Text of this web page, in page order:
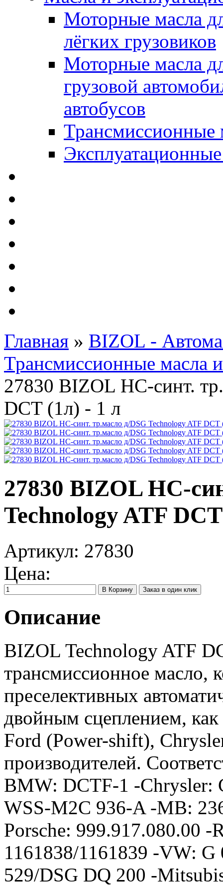
Моторные масла
лёгких грузовиков
Моторные масла
грузовой
автобусов
Трансмиссионные
Главная » BIZOL -
Трансмиссионные масла
27830 BIZOL НС-синт.
DCT (1л) - 1 л
27830 BIZOL НС-
Technology ATF
Артикул: 27830
Цена:
Заказ в один клик
Описание
BIZOL Technology ATF
трансмиссионное масло,
преселективных
двойным сцеплением,
Ford (Power-shift),
производителей.
BMW: DCTF-1 -Chrysler:
WSS-M2C 936-A -MB:
Porsche: 999.917.080.00
1161838/1161839 -VW:
529/DSG DQ 200 -